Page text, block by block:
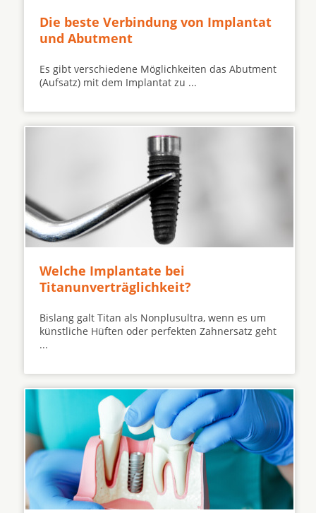
Die beste Verbindung von Implantat
und Abutment
Es gibt verschiedene Möglichkeiten das Abutment
(Aufsatz) mit dem Implantat zu ...
Welche Implantate bei
Titanunverträglichkeit?
Bislang galt Titan als Nonplusultra, wenn es um
künstliche Hüften oder perfekten Zahnersatz geht
...